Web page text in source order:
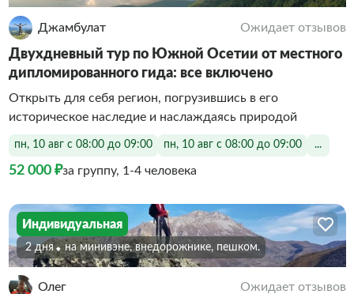
Джамбулат Ожидает отзывов
Двухдневный тур по Южной Осетии от местного
дипломированного гида: все включено
Открыть для себя регион, погрузившись в его
историческое наследие и наслаждаясь природой
пн, 10 авг с 08:00 до 09:00 пн, 10 авг с 08:00 до 09:00 ...
52 000 ₽за группу, 1-4 человека
Индивидуальная
2 дня На минивэне, внедорожнике, пешком.
Олег Ожидает отзывов